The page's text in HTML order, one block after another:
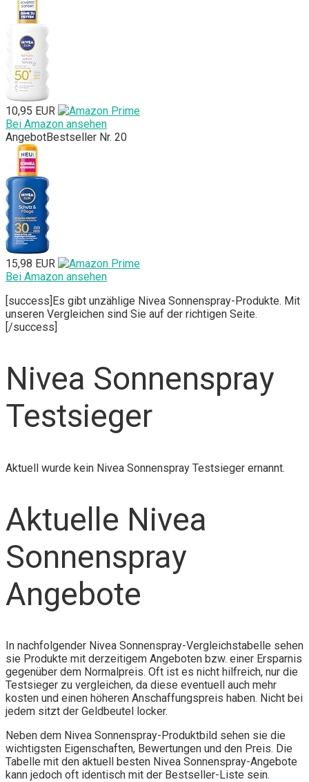
10,95 EUR
Bei Amazon ansehen
AngebotBestseller Nr. 20
15,98 EUR
Bei Amazon ansehen
[success]Es gibt unzählige Nivea Sonnenspray-Produkte. Mit
unseren Vergleichen sind Sie auf der richtigen Seite.
[/success]
Nivea Sonnenspray
Testsieger
Aktuell wurde kein Nivea Sonnenspray Testsieger ernannt.
Aktuelle Nivea
Sonnenspray
Angebote
In nachfolgender Nivea Sonnenspray-Vergleichstabelle sehen
sie Produkte mit derzeitigem Angeboten bzw. einer Ersparnis
gegenüber dem Normalpreis. Oft ist es nicht hilfreich, nur die
Testsieger zu vergleichen, da diese eventuell auch mehr
kosten und einen höheren Anschaffungspreis haben. Nicht bei
jedem sitzt der Geldbeutel locker.
Neben dem Nivea Sonnenspray-Produktbild sehen sie die
wichtigsten Eigenschaften, Bewertungen und den Preis. Die
Tabelle mit den aktuell besten Nivea Sonnenspray-Angebote
kann jedoch oft identisch mit der Bestseller-Liste sein.